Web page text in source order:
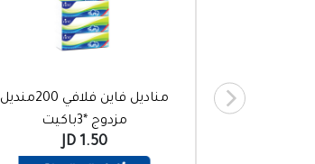
مناديل فاين فلافي 200منديل
مزدوج *3باكيت
1.50 JD
كلاسيك